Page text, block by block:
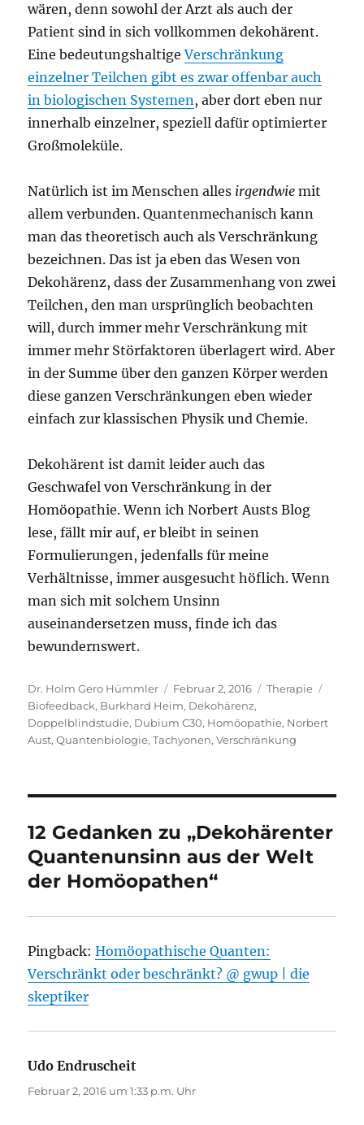
wären, denn sowohl der Arzt als auch der
Patient sind in sich vollkommen dekohärent.
Eine bedeutungshaltigeVerschränkung
einzelner Teilchen gibt es zwar offenbar auch
in biologischen Systemen, aber dort eben nur
innerhalb einzelner, speziell dafür optimierter
Großmoleküle.
Natürlich ist im Menschen alles irgendwie mit
allem verbunden. Quantenmechanisch kann
man das theoretisch auch als Verschränkung
bezeichnen. Das ist ja eben das Wesen von
Dekohärenz, dass der Zusammenhang von zwei
Teilchen, den man ursprünglich beobachten
will, durch immer mehr Verschränkung mit
immer mehr Störfaktoren überlagert wird. Aber
in der Summe über den ganzen Körper werden
diese ganzen Verschränkungen eben wieder
einfach zur klassischen Physik und Chemie.
Dekohärent ist damit leider auch das
Geschwafel von Verschränkung in der
Homöopathie. Wenn ich Norbert Austs Blog
lese, fällt mir auf, er bleibt in seinen
Formulierungen, jedenfalls für meine
Verhältnisse, immer ausgesucht höflich. Wenn
man sich mit solchem Unsinn
auseinandersetzen muss, finde ich das
bewundernswert.
Autor
Dr. Holm Gero Hümmler
Veröffentlicht
am
Februar 2, 2016 Kategorien
Therapie
Biofeedback, Burkhard Heim, Dekohärenz,
Doppelblindstudie, Dubium C30, Homöopathie, Norbert
Aust,Quantenbiologie,Tachyonen,Verschränkung
12 Gedanken zu „Dekohärenter
Quantenunsinn aus der Welt
der Homöopathen“
Pingback:Homöopathische Quanten:
Verschränkt oder beschränkt? @ gwup | die
skeptiker
Udo Endruscheit
Februar 2, 2016 um 1:33 p.m. Uhr